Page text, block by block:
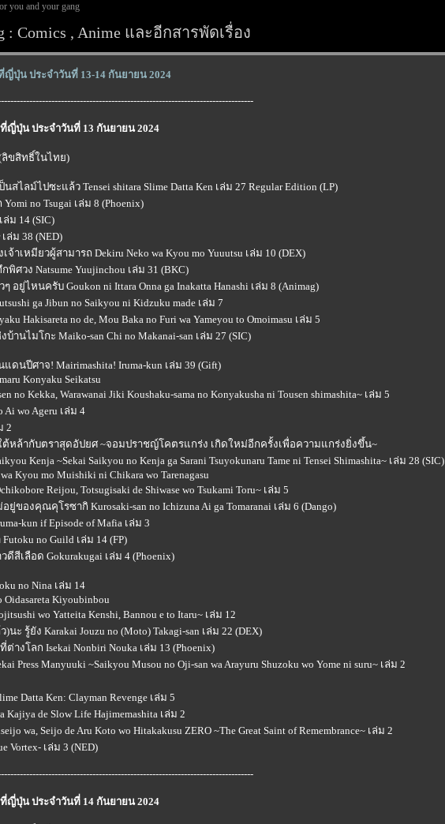
you and your gang
: Comics , Anime และอีกสารพัดเรื่อง
ปุ่น ประจำวันที่ 13-14 กันยายน 2024
ปุ่น ประจำวันที่ 13 กันยายน 2024
ลิขสิทธิ์ในไทย)
สไลม์ไปซะแล้ว Tensei shitara Slime Datta Ken เล่ม 27 Regular Edition (LP)
no Tsugai เล่ม 8 (Phoenix)
ล่ม 14 (SIC)
ล่ม 38 (NED)
จ้าเหมียวผู้สามารถ Dekiru Neko wa Kyou mo Yuuutsu เล่ม 10 (DEX)
ศวง Natsume Yuujinchou เล่ม 31 (BKC)
อยู่ไหนครับ Goukon ni Ittara Onna ga Inakatta Hanashi เล่ม 8 (Animag)
ga Jibun no Saikyou ni Kidzuku made เล่ม 7
Hakisareta no de, Mou Baka no Furi wa Yameyou to Omoimasu เล่ม 5
านไมโกะ Maiko-san Chi no Makanai-san เล่ม 27 (SIC)
ดนปีศาจ! Mairimashita! Iruma-kun เล่ม 39 (Gift)
Konyaku Seikatsu
no Kekka, Warawanai Jiki Koushaku-sama no Konyakusha ni Tousen shimashita~ เล่ม 5
Ai wo Ageru เล่ม 4
2
หล้ากับตราสุดอัปยศ ~จอมปราชญ์โคตรแกร่ง เกิดใหม่อีกครั้งเพื่อความแกร่งยิ่งขึ้น~
Kenja ~Sekai Saikyou no Kenja ga Sarani Tsuyokunaru Tame ni Tensei Shimashita~ เล่ม 28 (SIC)
Kyou mo Muishiki ni Chikara wo Tarenagasu
Reijou, Totsugisaki de Shiwase wo Tsukami Toru~ เล่ม 5
ของคุณคุโรซากิ Kurosaki-san no Ichizuna Ai ga Tomaranai เล่ม 6 (Dango)
kun if Episode of Mafia เล่ม 3
no Guild เล่ม 14 (FP)
ดีสีเลือด Gokurakugai เล่ม 4 (Phoenix)
no Nina เล่ม 14
Oidasareta Kiyoubinbou
wo Yatteita Kenshi, Bannou e to Itaru~ เล่ม 12
ะ รู้ยัง Karakai Jouzu no (Moto) Takagi-san เล่ม 22 (DEX)
างโลก Isekai Nonbiri Nouka เล่ม 13 (Phoenix)
Press Manyuuki ~Saikyou Musou no Oji-san wa Arayuru Shuzoku wo Yome ni suru~ เล่ม 2
Datta Ken: Clayman Revenge เล่ม 5
Kajiya de Slow Life Hajimemashita เล่ม 2
wa, Seijo de Aru Koto wo Hitakakusu ZERO ~The Great Saint of Remembrance~ เล่ม 2
Vortex- เล่ม 3 (NED)
ปุ่น ประจำวันที่ 14 กันยายน 2024